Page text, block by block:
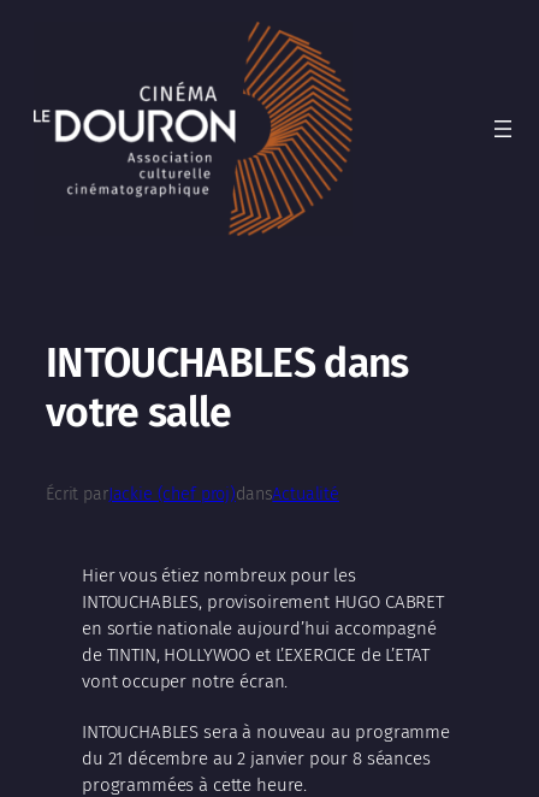
INTOUCHABLES dans
votre salle
Écrit parJackie (chef proj)dansActualité
Hier vous étiez nombreux pour les
INTOUCHABLES, provisoirement HUGO CABRET
en sortie nationale aujourd’hui accompagné
de TINTIN, HOLLYWOO et L’EXERCICE de L’ETAT
vont occuper notre écran.
INTOUCHABLES sera à nouveau au programme
du 21 décembre au 2 janvier pour 8 séances
programmées à cette heure.